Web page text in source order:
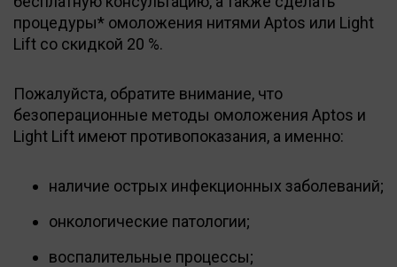
процедуры* омоложения нитями Aptos или Light
Lift со скидкой 20 %.
Пожалуйста, обратите внимание, что
безоперационные методы омоложения Aptos и
Light Lift имеют противопоказания, а именно:
наличие острых инфекционных заболеваний;
онкологические патологии;
воспалительные процессы;